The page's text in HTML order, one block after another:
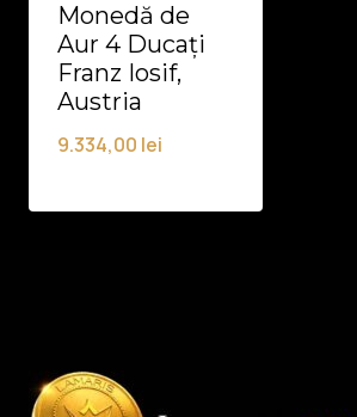
Monedă de
Aur 4 Ducați
Franz Iosif,
Austria
9.334,00 lei